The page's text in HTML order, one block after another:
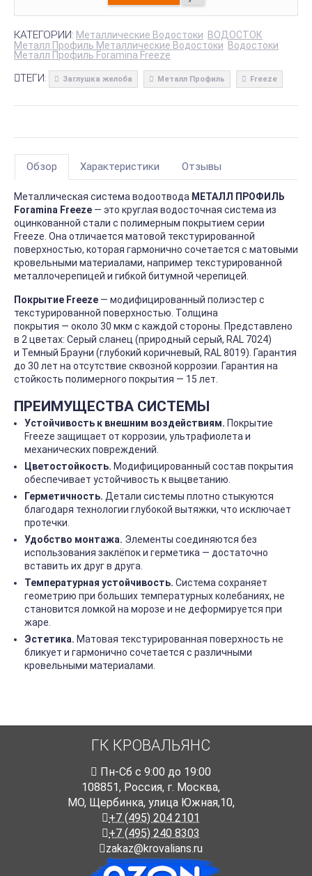
КАТЕГОРИИ: Металлические Водостоки ВОДОСТОК
Металл Профиль Металлические Водостоки Водостоки
Металл Профиль Foramina Freeze
ТЕГИ: Заглушка желоба Металл Профиль Freeze
Обзор Характеристики Отзывы
Металлическая система водоотвода МЕТАЛЛ ПРОФИЛЬ
Foramina Freeze — это круглая водосточная система из
оцинкованной стали с полимерным покрытием серии
Freeze. Она отличается матовой текстурированной
поверхностью, которая гармонично сочетается с матовыми
кровельными материалами, например текстурированной
металлочерепицей и гибкой битумной черепицей.
Покрытие Freeze — модифицированный полиэстер с
текстурированной поверхностью. Толщина
покрытия — около 30 мкм с каждой стороны. Представлено
в 2 цветах: Серый сланец (природный серый, RAL 7024)
и Темный Брауни (глубокий коричневый, RAL 8019). Гарантия
до 30 лет на отсутствие сквозной коррозии. Гарантия на
стойкость полимерного покрытия — 15 лет.
ПРЕИМУЩЕСТВА СИСТЕМЫ
Устойчивость к внешним воздействиям. Покрытие
Freeze защищает от коррозии, ультрафиолета и
механических повреждений.
Цветостойкость. Модифицированный состав покрытия
обеспечивает устойчивость к выцветанию.
Герметичность. Детали системы плотно стыкуются
благодаря технологии глубокой вытяжки, что исключает
протечки.
Удобство монтажа. Элементы соединяются без
использования заклёпок и герметика — достаточно
вставить их друг в друга.
Температурная устойчивость. Система сохраняет
геометрию при больших температурных колебаниях, не
становится ломкой на морозе и не деформируется при
жаре.
Эстетика. Матовая текстурированная поверхность не
бликует и гармонично сочетается с различными
кровельными материалами.
ГК КРОВАЛЬЯНС
Пн-Cб с 9:00 до 19:00
108851, Россия, г. Москва,
МО, Щербинка, улица Южная,10,
+7 (495) 204 2101
+7 (495) 240 8303
zakaz@krovalians.ru